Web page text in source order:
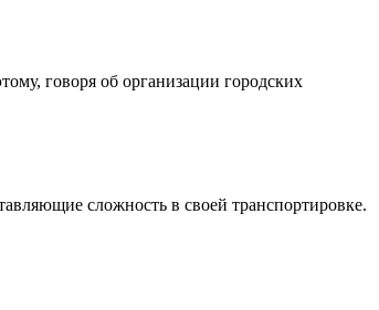
говоря об организации городских
сложность в своей транспортировке.